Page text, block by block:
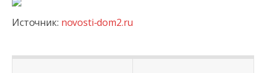
Источник: novosti-dom2.ru